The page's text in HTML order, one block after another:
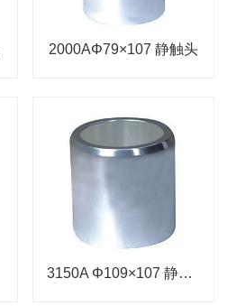
2000AΦ79×107 静触头
3150A Φ109×107 静触头